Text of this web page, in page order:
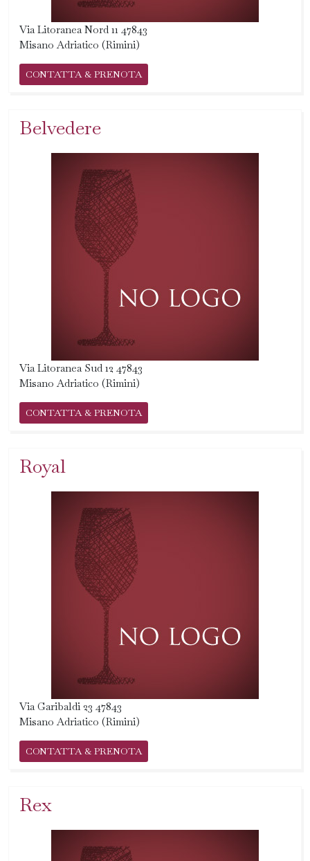
Via Litoranea Nord 11 47843
Misano Adriatico (Rimini)
CONTATTA & PRENOTA
Belvedere
Via Litoranea Sud 12 47843
Misano Adriatico (Rimini)
CONTATTA & PRENOTA
Royal
Via Garibaldi 23 47843
Misano Adriatico (Rimini)
CONTATTA & PRENOTA
Rex